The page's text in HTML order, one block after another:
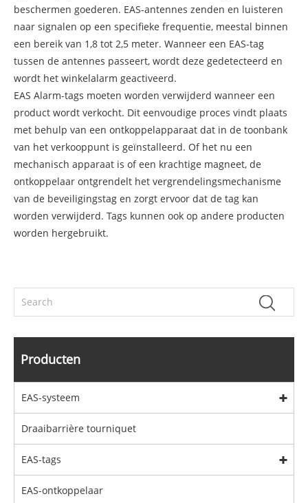
beschermen goederen. EAS-antennes zenden en luisteren
naar signalen op een specifieke frequentie, meestal binnen
een bereik van 1,8 tot 2,5 meter. Wanneer een EAS-tag
tussen de antennes passeert, wordt deze gedetecteerd en
wordt het winkelalarm geactiveerd.
EAS Alarm-tags moeten worden verwijderd wanneer een
product wordt verkocht. Dit eenvoudige proces vindt plaats
met behulp van een ontkoppelapparaat dat in de toonbank
van het verkooppunt is geïnstalleerd. Of het nu een
mechanisch apparaat is of een krachtige magneet, de
ontkoppelaar ontgrendelt het vergrendelingsmechanisme
van de beveiligingstag en zorgt ervoor dat de tag kan
worden verwijderd. Tags kunnen ook op andere producten
worden hergebruikt.
Producten
EAS-systeem
Draaibarrière tourniquet
EAS-tags
EAS-ontkoppelaar